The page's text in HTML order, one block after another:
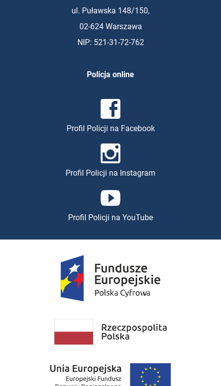
ul. Puławska 148/150,
02-624 Warszawa
NIP: 521-31-72-762
Policja online
Profil Policji na Facebook
Profil Policji na Instagram
Profil Policji na YouTube